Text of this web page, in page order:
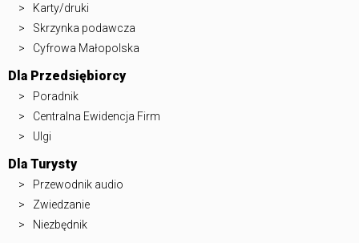
Karty/druki
Skrzynka podawcza
Cyfrowa Małopolska
Dla Przedsiębiorcy
Poradnik
Centralna Ewidencja Firm
Ulgi
Dla Turysty
Przewodnik audio
Zwiedzanie
Niezbędnik